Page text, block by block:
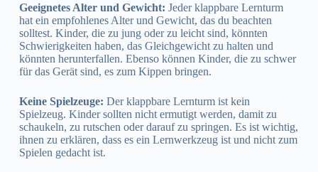
Geeignetes Alter und Gewicht: Jeder klappbare Lernturm
hat ein empfohlenes Alter und Gewicht, das du beachten
solltest. Kinder, die zu jung oder zu leicht sind, könnten
Schwierigkeiten haben, das Gleichgewicht zu halten und
könnten herunterfallen. Ebenso können Kinder, die zu schwer
für das Gerät sind, es zum Kippen bringen.
Keine Spielzeuge: Der klappbare Lernturm ist kein
Spielzeug. Kinder sollten nicht ermutigt werden, damit zu
schaukeln, zu rutschen oder darauf zu springen. Es ist wichtig,
ihnen zu erklären, dass es ein Lernwerkzeug ist und nicht zum
Spielen gedacht ist.